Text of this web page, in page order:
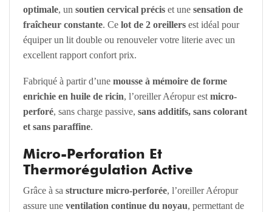
optimale, unsoutien cervical précis et unesensation de
fraîcheur constante. Celot de 2 oreillers est idéal pour
équiper un lit double ou renouveler votre literie avec un
excellent rapport confort prix.
Fabriqué à partir d’unemousse à mémoire de forme
enrichie en huile de ricin, l’oreiller Aéropur estmicro-
perforé, sans charge passive,sans additifs, sans colorant
et sans paraffine.
Micro-Perforation Et
Thermorégulation Active
Grâce à sastructure micro-perforée, l’oreiller Aéropur
assure uneventilation continue du noyau, permettant de